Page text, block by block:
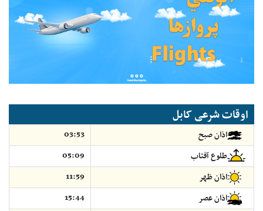
اوقات شرعی کابل
اذان صبح
03:53
طلوع آفتاب
05:09
اذان ظهر
11:59
اذان عصر
15:44